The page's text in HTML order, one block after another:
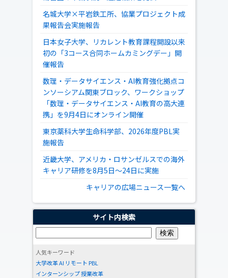
名城大学×平岩鉄工所、協業プロジェクト成
果報告会実施報告
日本女子大学、リカレント教育課程開設以来
初の「3コース合同ホームカミングデー」開
催報告
数理・データサイエンス・AI教育強化拠点コ
ンソーシアム関東ブロック、ワークショップ
「数理・データサイエンス・AI教育の高大連
携」を9月4日にオンライン開催
東京薬科大学生命科学部、2026年度PBL実
施報告
近畿大学、アメリカ・ロサンゼルスでの海外
キャリア研修を8月5日～24日に実施
キャリアの広場ニュース一覧へ
サイト内検索
人気キーワード
大学改革AI リモート PBL
インターンシップ授業改革